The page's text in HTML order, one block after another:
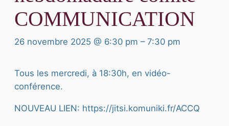
COMMUNICATION
26 novembre 2025 @ 6:30 pm – 7:30 pm
Tous les mercredi, à 18:30h, en vidéo-
conférence.
NOUVEAU LIEN: https://jitsi.komuniki.fr/ACCQ